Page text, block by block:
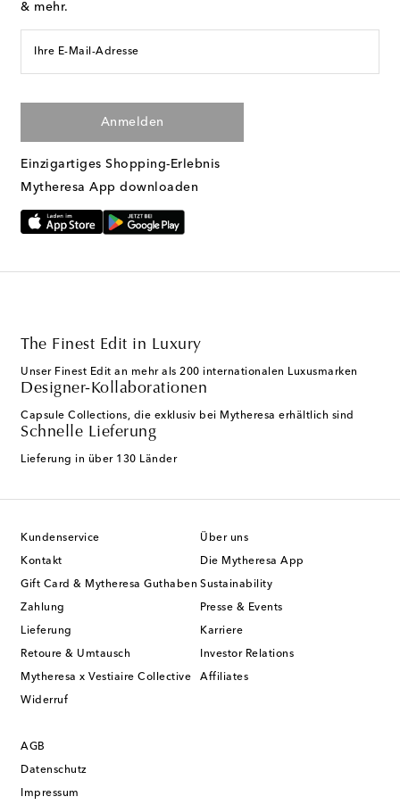
& mehr.
Ihre E-Mail-Adresse
Anmelden
Einzigartiges Shopping-Erlebnis
Mytheresa App downloaden
The Finest Edit in Luxury
Unser Finest Edit an mehr als 200 internationalen Luxusmarken
Designer-Kollaborationen
Capsule Collections, die exklusiv bei Mytheresa erhältlich sind
Schnelle Lieferung
Lieferung in über 130 Länder
Kundenservice
Kontakt
Gift Card & Mytheresa Guthaben
Zahlung
Lieferung
Retoure & Umtausch
Mytheresa x Vestiaire Collective
Widerruf
Über uns
Die Mytheresa App
Sustainability
Presse & Events
Karriere
Investor Relations
Affiliates
AGB
Datenschutz
Impressum